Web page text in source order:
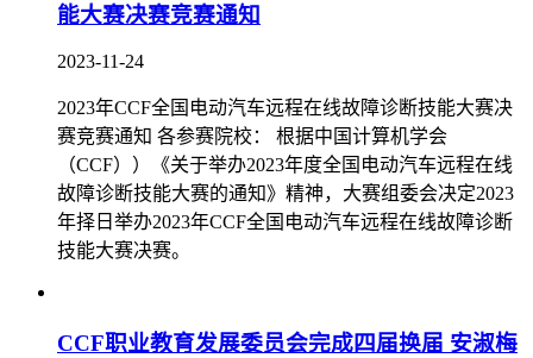
能大赛决赛竞赛通知
2023-11-24
2023年CCF全国电动汽车远程在线故障诊断技能大赛决
赛竞赛通知 各参赛院校： 根据中国计算机学会
（CCF））《关于举办2023年度全国电动汽车远程在线
故障诊断技能大赛的通知》精神，大赛组委会决定2023
年择日举办2023年CCF全国电动汽车远程在线故障诊断
技能大赛决赛。
CCF职业教育发展委员会完成四届换届 安淑梅